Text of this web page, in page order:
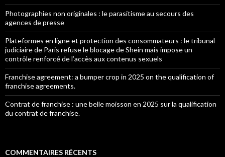
Photographies non originales : le parasitisme au secours des
agences de presse
Plateformes en ligne et protection des consommateurs : le tribunal
judiciaire de Paris refuse le blocage de Shein mais impose un
contrôle renforcé de l’accès aux contenus sexuels
Franchise agreement: a bumper crop in 2025 on the qualification of
franchise agreements.
Contrat de franchise : une belle moisson en 2025 sur la qualification
du contrat de franchise.
COMMENTAIRES RÉCENTS